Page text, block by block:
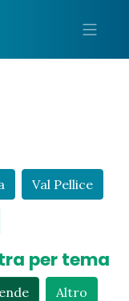
Val Pellice
per tema
Altro